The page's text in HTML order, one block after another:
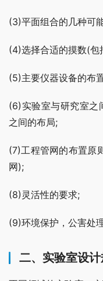
(3)平面组合的几种可
(4)选择合适的摸数(包
(5)主要仪器设备的布
(6)实验室与研究室之
之间的布局;
(7)工程管网的布置原
网);
(8)灵活性的要求;
(9)环境保护，公害处
二、实验室设